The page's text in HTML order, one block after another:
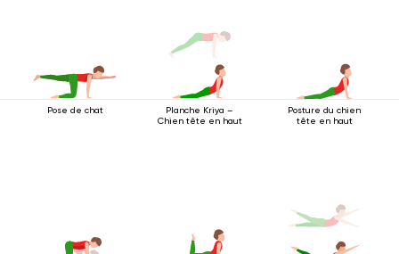
Pose de chat
Planche Kriya –
Chien tête en haut
Posture du chien
tête en haut